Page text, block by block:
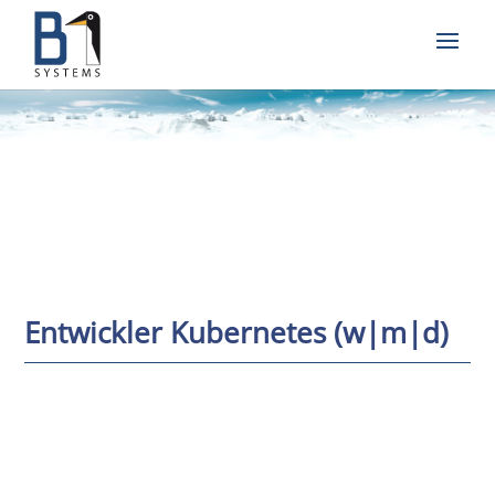
Entwickler Kubernetes (w|m|d)